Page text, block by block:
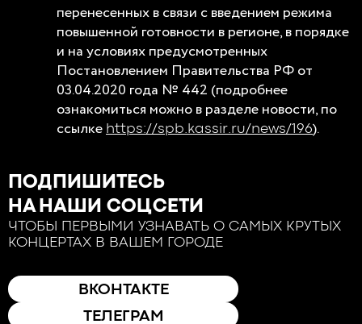
перенесенных в связи с введением режима
повышенной готовности в регионе, в порядке
и на условиях предусмотренных
Постановлением Правительства РФ от
03.04.2020 года № 442 (подробнее
ознакомиться можно в разделе новости, по
ссылке https://spb.kassir.ru/news/196).
ПОДПИШИТЕСЬ
НА НАШИ СОЦСЕТИ
ЧТОБЫ ПЕРВЫМИ УЗНАВАТЬ О САМЫХ КРУТЫХ
КОНЦЕРТАХ В ВАШЕМ ГОРОДЕ
ВКОНТАКТЕ
ТЕЛЕГРАМ